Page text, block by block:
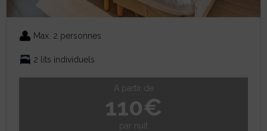
Max. 2 personnes
2 lits individuels
A partir de
110€
par nuit